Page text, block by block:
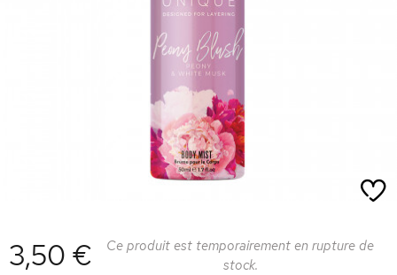
3,50 €
Ce produit est temporairement en rupture de
stock.